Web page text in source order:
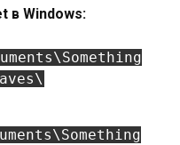
в Windows: